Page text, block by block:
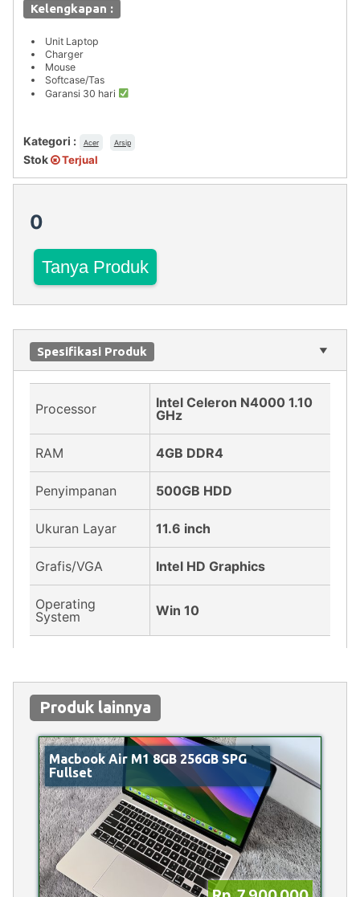
Kelengkapan :
Unit Laptop
Charger
Mouse
Softcase/Tas
Garansi 30 hari
Kategori : Acer Arsip
Stok Terjual
0
Tanya Produk
Spesifikasi Produk
Processor
Intel Celeron N4000 1.10
GHz
RAM 4GB DDR4
Penyimpanan 500GB HDD
Ukuran Layar 11.6 inch
Grafis/VGA Intel HD Graphics
Operating
System
Win 10
Produk lainnya
Macbook Air M1 8GB 256GB SPG
Fullset